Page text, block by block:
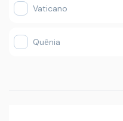
Vaticano
Quênia